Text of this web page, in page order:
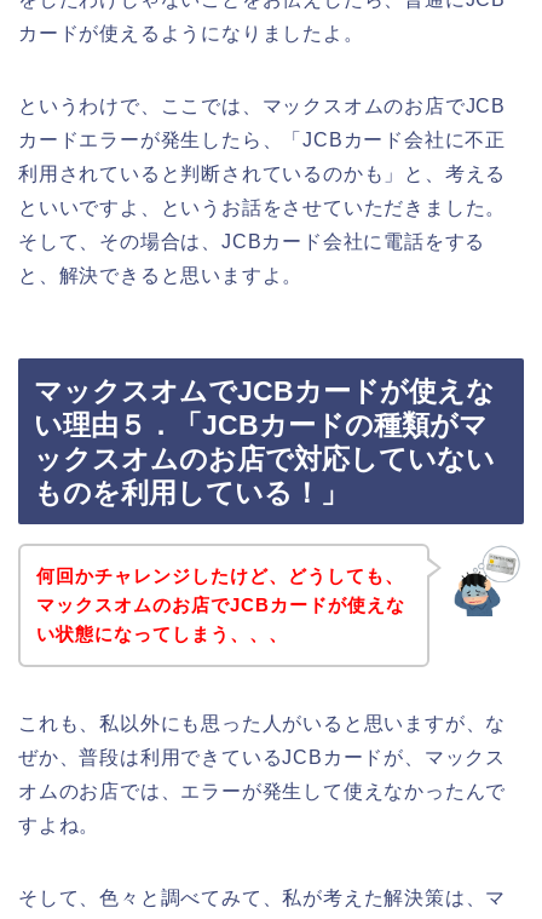
カードが使えるようになりましたよ。
というわけで、ここでは、マックスオムのお店でJCB
カードエラーが発生したら、「JCBカード会社に不正
利用されていると判断されているのかも」と、考える
といいですよ、というお話をさせていただきました。
そして、その場合は、JCBカード会社に電話をする
と、解決できると思いますよ。
マックスオムでJCBカードが使えな
い理由５．「JCBカードの種類がマ
ックスオムのお店で対応していない
ものを利用している！」
何回かチャレンジしたけど、どうしても、
マックスオムのお店でJCBカードが使えな
い状態になってしまう、、、
これも、私以外にも思った人がいると思いますが、な
ぜか、普段は利用できているJCBカードが、マックス
オムのお店では、エラーが発生して使えなかったんで
すよね。
そして、色々と調べてみて、私が考えた解決策は、マ